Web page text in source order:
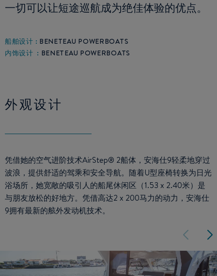
一切可以让短途巡航成为绝佳体验的优点。
船舶设计 : BENETEAU POWERBOATS
内饰设计 : BENETEAU POWERBOATS
外观设计
凭借她的空气进阶技术AirStep® 2船体，安海仕9轻柔地穿过
波浪，提供舒适的驾乘和安全导航。随着U型座椅转换为日光
浴场所，她宽敞的吸引人的船尾休闲区（1.53 x 2.40米）是
与朋友放松的好地方。凭借高达2 x 200马力的动力，安海仕
9拥有最新的舷外发动机技术。